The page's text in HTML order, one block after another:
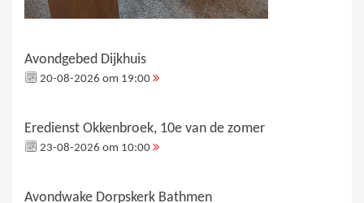
Avondgebed Dijkhuis
20-08-2026 om 19:00
Eredienst Okkenbroek, 10e van de zomer
23-08-2026 om 10:00
Avondwake Dorpskerk Bathmen